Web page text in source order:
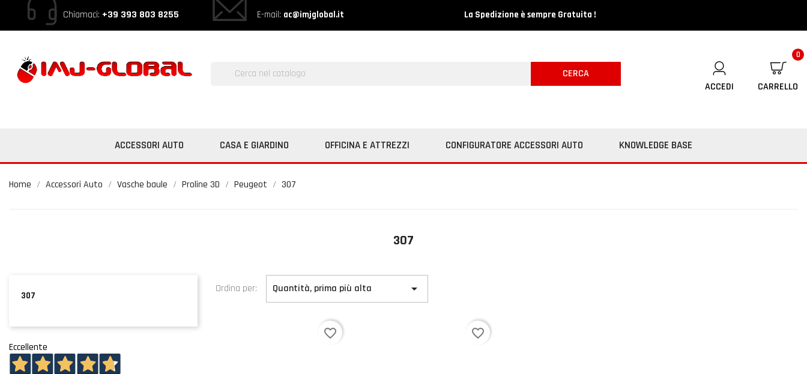
Chiamaci: +39 393 803 8255 E-mail: ac@imjglobal.it La Spedizione è sempre Gratuita !
CERCA
ACCEDI
CARRELLO
0
ACCESSORI AUTO CASA E GIARDINO OFFICINA E ATTREZZI CONFIGURATORE ACCESSORI AUTO KNOWLEDGE BASE
Home Accessori Auto Vasche baule Proline 3D Peugeot 307
307
307
Eccellente
Ordina per: Quantità, prima più alta 
favorite_border favorite_border